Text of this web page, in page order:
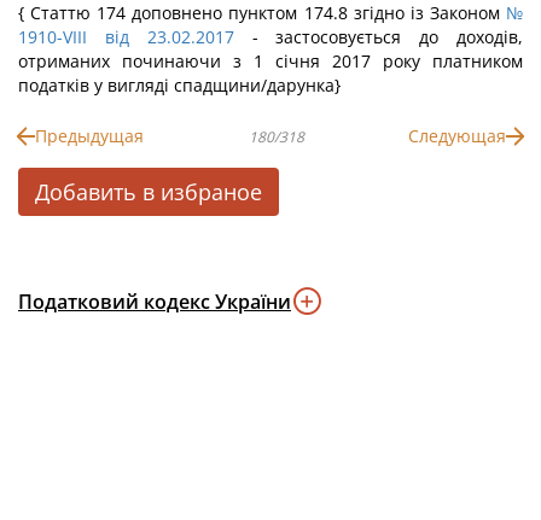
{ Статтю 174 доповнено пунктом 174.8 згідно із Законом №
1910-VIII від 23.02.2017- застосовується до доходів,
отриманих починаючи з 1 січня 2017 року платником
податків у вигляді спадщини/дарунка}
Предыдущая 180/318 Следующая
Добавить в избраное
Податковий кодекс України